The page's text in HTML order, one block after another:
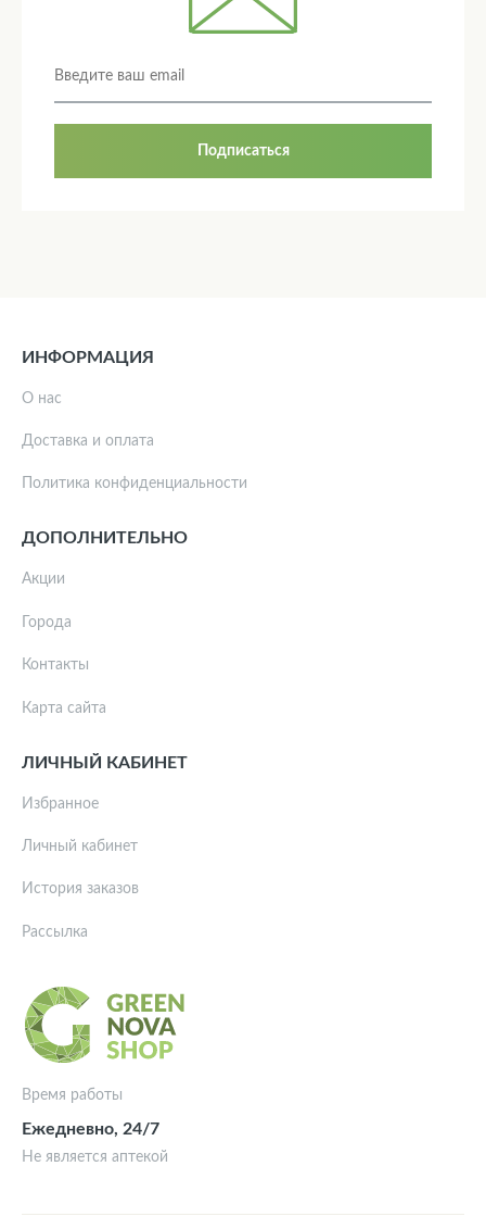
Подписаться
Время работы
Ежедневно, 24/7
Не является аптекой
ИНФОРМАЦИЯ
О нас
Доставка и оплата
Политика конфиденциальности
ДОПОЛНИТЕЛЬНО
Акции
Города
Контакты
Карта сайта
ЛИЧНЫЙ КАБИНЕТ
Избранное
Личный кабинет
История заказов
Рассылка